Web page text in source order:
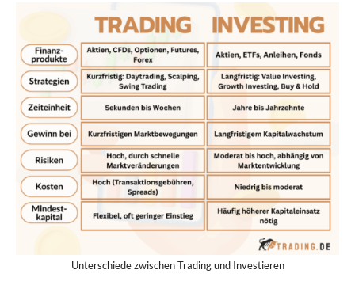
Unterschiede zwischen Trading und Investieren